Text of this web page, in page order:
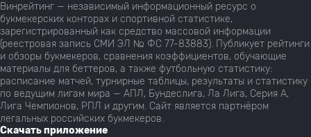
Винрейтинг — независимый информационный ресурс о
букмекерских конторах и спортивной статистике,
зарегистрированный как средство массовой информации
(реестровая запись СМИ ЭЛ № ФС 77-83883). Публикует рейтинги
и обзоры букмекеров, сравнения коэффициентов, обучающие
материалы для беттеров, а также футбольную статистику:
расписание матчей, турнирные таблицы, результаты и статистику
по ведущим лигам мира — АПЛ, Бундеслига, Ла Лига, Серия А,
Лига Чемпионов, РПЛ и другим. Сайт является партнёром
легальных российских букмекеров.
Скачать приложение